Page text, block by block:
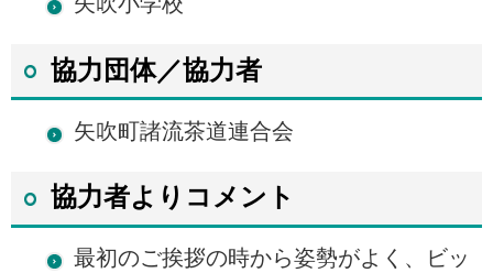
協力団体／協力者
矢吹町諸流茶道連合会
協力者よりコメント
最初のご挨拶の時から姿勢がよく、ビッ